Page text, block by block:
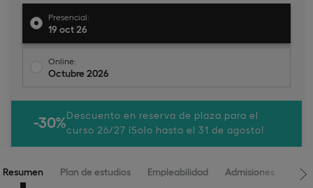
Presencial:
19 oct 26
Online:
Octubre 2026
-30%Descuento en reserva de plaza para el
curso 26/27 ¡Solo hasta el 31 de agosto!
Resumen Plan de estudios Empleabilidad Admisiones